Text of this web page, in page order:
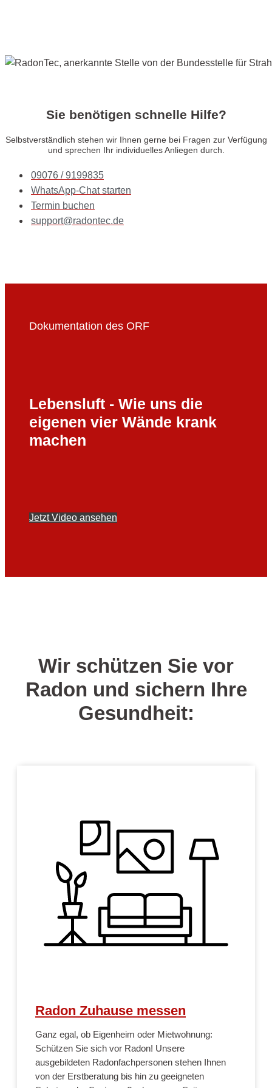
Sie benötigen schnelle Hilfe?
Selbstverständlich stehen wir Ihnen gerne bei Fragen zur Verfügung
und sprechen Ihr individuelles Anliegen durch.
09076 / 9199835
WhatsApp-Chat starten
Termin buchen
support@radontec.de
Dokumentation des ORF
Lebensluft - Wie uns die
eigenen vier Wände krank
machen
Jetzt Video ansehen
Wir schützen Sie vor
Radon und sichern Ihre
Gesundheit:
Radon Zuhause messen
Ganz egal, ob Eigenheim oder Mietwohnung:
Schützen Sie sich vor Radon! Unsere
ausgebildeten Radonfachpersonen stehen Ihnen
von der Erstberatung bis hin zu geeigneten